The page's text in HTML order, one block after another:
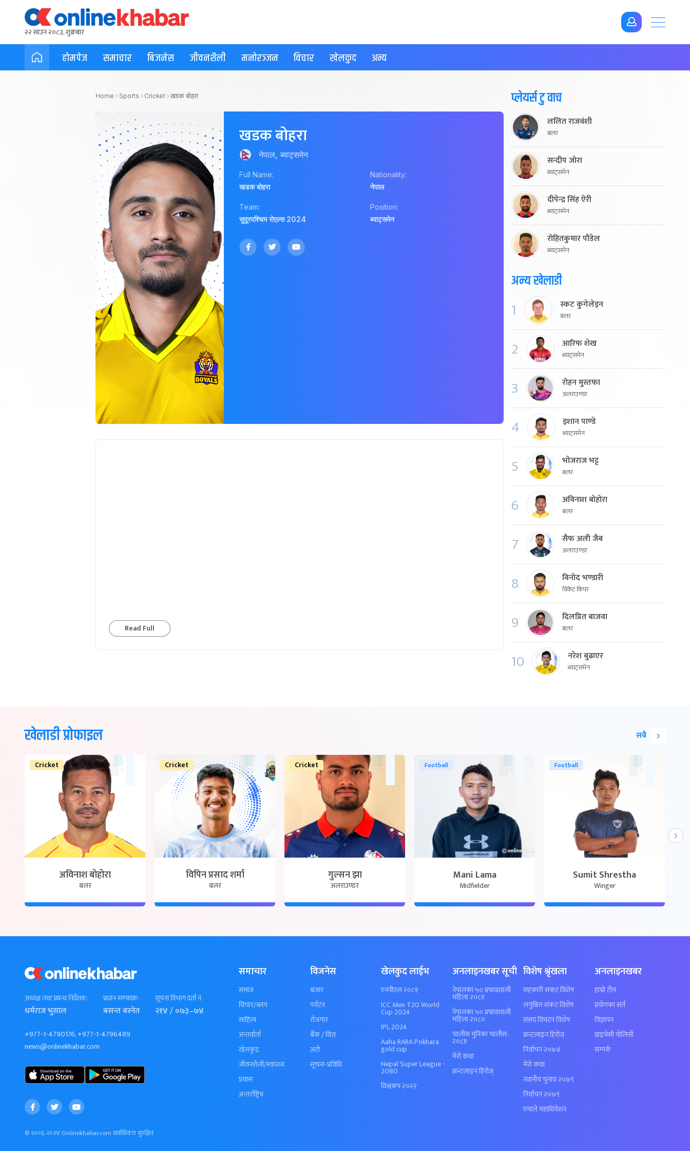
२२ साउन २०८३, शुक्रबार
होमपेज समाचार बिजनेस जीवनशैली मनोरञ्जन विचार खेलकुद अन्य
Home › Sports › Cricket › खडक बोहरा
खडक बोहरा
नेपाल, ब्याट्समेन
Full Name:
खडक बोहरा
Nationality:
नेपाल
Team:
सुदूरपश्चिम रोएल्स 2024
Position:
ब्याट्समेन
Read Full
प्लेयर्स टु वाच
ललित राजवंशी
बलर
सन्दीप जोरा
ब्याट्समेन
दीपेन्द्र सिंह ऐरी
ब्याट्समेन
रोहितकुमार पौडेल
ब्याट्समेन
अन्य खेलाडी
1 स्कट कुगेलेइन
बलर
2 आरिफ शेख
ब्याट्समेन
3 रोहन मुस्तफा
अलराउण्डर
4 इशान पाण्डे
ब्याट्समेन
5 भोजराज भट्ट
बलर
6 अविनाश बोहोरा
बलर
7 सैफ अली जैब
अलराउण्डर
8 विनोद भण्डारी
विकेट किपर
9 दिलप्रित बाजवा
बलर
10 नरेश बुढाएर
ब्याट्समेन
खेलाडी प्रोफाइल सबै
Cricket
अविनाश बोहोरा
बलर
Cricket
विपिन प्रसाद शर्मा
बलर
Cricket
गुल्सन झा
अलराउण्डर
Football
Mani Lama
Midfielder
Football
Sumit Shrestha
Winger
अध्यक्ष तथा प्रबन्ध निर्देशक:
धर्मराज भुसाल
प्रधान सम्पादक:
बसन्त बस्नेत
सूचना विभाग दर्ता नं.
२१४ / ०७३–७४
+977-1-4790176, +977-1-4796489
news@onlinekhabar.com
© २००६-२०२४ Onlinekhabar.com सर्वाधिकार सुरक्षित
समाचार
समाज
विचार/ब्लग
साहित्य
अन्तर्वार्ता
खेलकुद़़
जीवनशैली/स्वास्थ्य
प्रवास
अन्तर्राष्ट्रिय
विजनेस
बजार
पर्यटन
रोजगार
बैँक / वित्त
अटो
सूचना-प्रविधि
खेलकुद लाईभ
एनपीएल २०८१
ICC Men T20 World
Cup 2024
IPL 2024
Aaha RARA Pokhara
gold cup
Nepal Super League -
2080
विश्वकप २०२२
अनलाइनखबर सूची
नेपालका ५० प्रभावशाली
महिला २०८१
नेपालका ५० प्रभावशाली
महिला २०८०
चालीस मुनिका चालीस-
२०८१
मेरो कथा
फ्रन्टलाइन हिरोज्
विशेष श्रृंखला
सहकारी संकट विशेष
लगुबित्त संकट विशेष
संसद विघटन विशेष
फ्रन्टलाइन हिरोज्
निर्वाचन २०७४
मेरो कथा
स्थानीय चुनाव २०७९
निर्वाचन २०७९
एमाले महाधिवेशन
अनलाइनखबर
हाम्रो टीम
प्रयोगका सर्त
विज्ञापन
प्राइभेसी पोलिसी
सम्पर्क